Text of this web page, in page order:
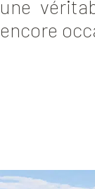
une
encore